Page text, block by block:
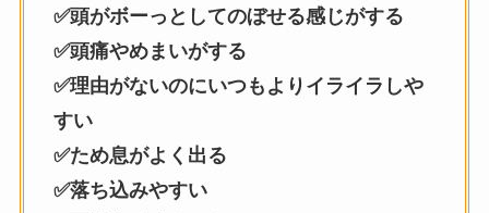
✅頭がボーっとしてのぼせる感じがする
✅頭痛やめまいがする
✅理由がないのにいつもよりイライラしや
すい
✅ため息がよく出る
✅落ち込みやすい